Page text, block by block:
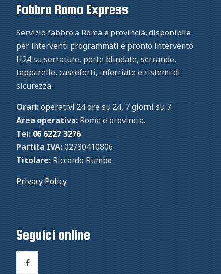
Fabbro Roma Express
Servizio fabbro a Roma e provincia, disponibile
per interventi programmati e pronto intervento
H24 su serrature, porte blindate, serrande,
tapparelle, casseforti, inferriate e sistemi di
sicurezza.
Orari:operativi 24 ore su 24, 7 giorni su 7.
Area operativa: Roma e provincia.
Tel: 06 6227 3276
Partita IVA:02730410806
Titolare: Riccardo Rumbo
Privacy Policy
Seguici online